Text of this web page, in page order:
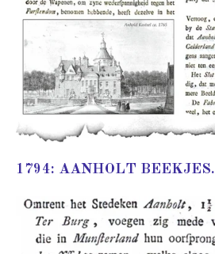
1794: AANHOLT BEEKJES.